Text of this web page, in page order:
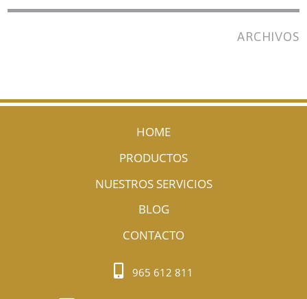
ARCHIVOS
HOME
PRODUCTOS
NUESTROS SERVICIOS
BLOG
CONTACTO
965 612 811